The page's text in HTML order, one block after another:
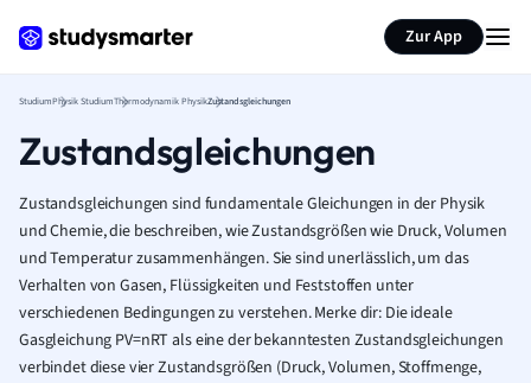
Zur App
StudiumPhysik StudiumThermodynamik PhysikZustandsgleichungen
Zustandsgleichungen
Zustandsgleichungen sind fundamentale Gleichungen in der Physik
und Chemie, die beschreiben, wie Zustandsgrößen wie Druck, Volumen
und Temperatur zusammenhängen. Sie sind unerlässlich, um das
Verhalten von Gasen, Flüssigkeiten und Feststoffen unter
verschiedenen Bedingungen zu verstehen. Merke dir: Die ideale
Gasgleichung PV=nRT als eine der bekanntesten Zustandsgleichungen
verbindet diese vier Zustandsgrößen (Druck, Volumen, Stoffmenge,